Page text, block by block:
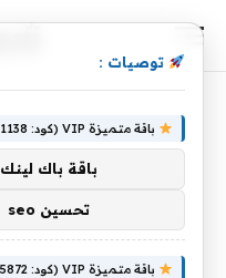
توصيات :
باقة متميزة VIP (كود: AA11138):
باقة باك لينك
تحسين seo
باقة متميزة VIP (كود: AA35872):